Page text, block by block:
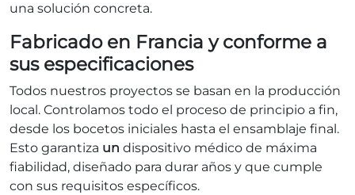
una solución concreta.
Fabricado en Francia y conforme a
sus especificaciones
Todos nuestros proyectos se basan en la producción
local. Controlamos todo el proceso de principio a fin,
desde los bocetos iniciales hasta el ensamblaje final.
Esto garantiza un dispositivo médico de máxima
fiabilidad, diseñado para durar años y que cumple
con sus requisitos específicos.